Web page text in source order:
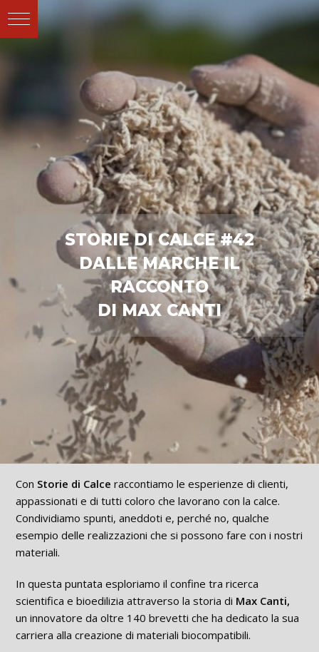
STORIE DI CALCE #42
DALLE MARCHE IL
RACCONTO
DI MAX CANTI
Con Storie di Calce raccontiamo le esperienze di clienti,
appassionati e di tutti coloro che lavorano con la calce.
Condividiamo spunti, aneddoti e, perché no, qualche
esempio delle realizzazioni che si possono fare con i nostri
materiali.
In questa puntata esploriamo il confine tra ricerca
scientifica e bioedilizia attraverso la storia di Max Canti,
un innovatore da oltre 140 brevetti che ha dedicato la sua
carriera alla creazione di materiali biocompatibili.